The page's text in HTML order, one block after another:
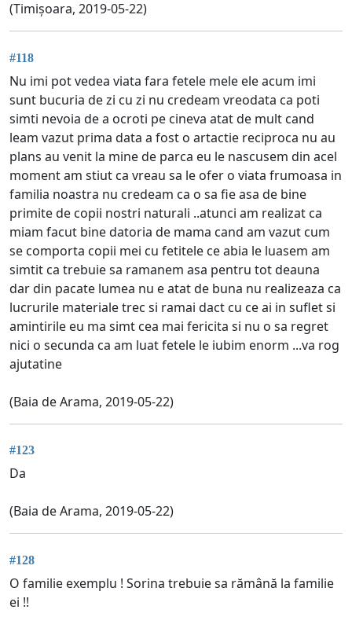
(Timișoara, 2019-05-22)
#118
Nu imi pot vedea viata fara fetele mele ele acum imi
sunt bucuria de zi cu zi nu credeam vreodata ca poti
simti nevoia de a ocroti pe cineva atat de mult cand
leam vazut prima data a fost o artactie reciproca nu au
plans au venit la mine de parca eu le nascusem din acel
moment am stiut ca vreau sa le ofer o viata frumoasa in
familia noastra nu credeam ca o sa fie asa de bine
primite de copii nostri naturali ..atunci am realizat ca
miam facut bine datoria de mama cand am vazut cum
se comporta copii mei cu fetitele ce abia le luasem am
simtit ca trebuie sa ramanem asa pentru tot deauna
dar din pacate lumea nu e atat de buna nu realizeaza ca
lucrurile materiale trec si ramai dact cu ce ai in suflet si
amintirile eu ma simt cea mai fericita si nu o sa regret
nici o secunda ca am luat fetele le iubim enorm ...va rog
ajutatine
(Baia de Arama, 2019-05-22)
#123
Da
(Baia de Arama, 2019-05-22)
#128
O familie exemplu ! Sorina trebuie sa rămână la familie
ei !!